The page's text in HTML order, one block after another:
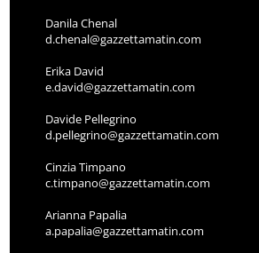
Danila Chenal
d.chenal@gazzettamatin.com
Erika David
e.david@gazzettamatin.com
Davide Pellegrino
d.pellegrino@gazzettamatin.com
Cinzia Timpano
c.timpano@gazzettamatin.com
Arianna Papalia
a.papalia@gazzettamatin.com